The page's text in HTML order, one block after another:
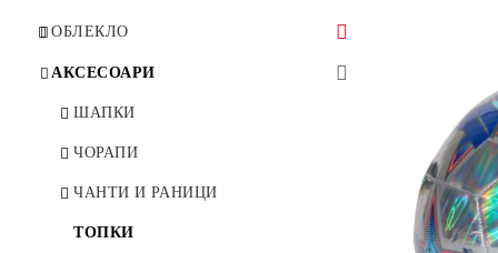
МАРАТОНКИ
ФУТБОЛНИ
ЗИМНИ ОБУВКИ
КЕЦОВЕ
ДЖАПАНКИ И САНДАЛИ
ОБЛЕКЛО
ТЕНИСКИ
БЛУЗИ
СУИЧЪРИ
КЪСИ ПАНТАЛОНИ
ПАНТАЛОНИ
АКСЕСОАРИ
ШАПКИ
ЧОРАПИ
ЧАНТИ И РАНИЦИ
ТОПКИ